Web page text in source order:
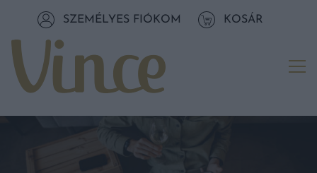
Tovább a tartalomhozSZEMÉLYES FIÓKOM KOSÁR